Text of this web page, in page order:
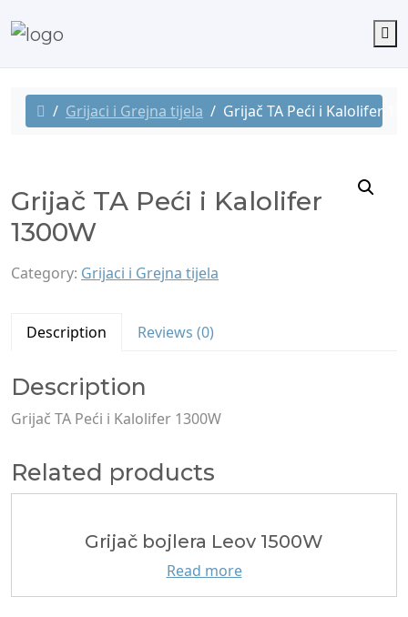
Grijaci i Grejna tijela Grijač TA Peći i Kalolifer
Grijač TA Peći i Kalolifer
1300W
Category: Grijaci i Grejna tijela
Description Reviews (0)
Description
Grijač TA Peći i Kalolifer 1300W
Related products
Grijač bojlera Leov 1500W
Read more